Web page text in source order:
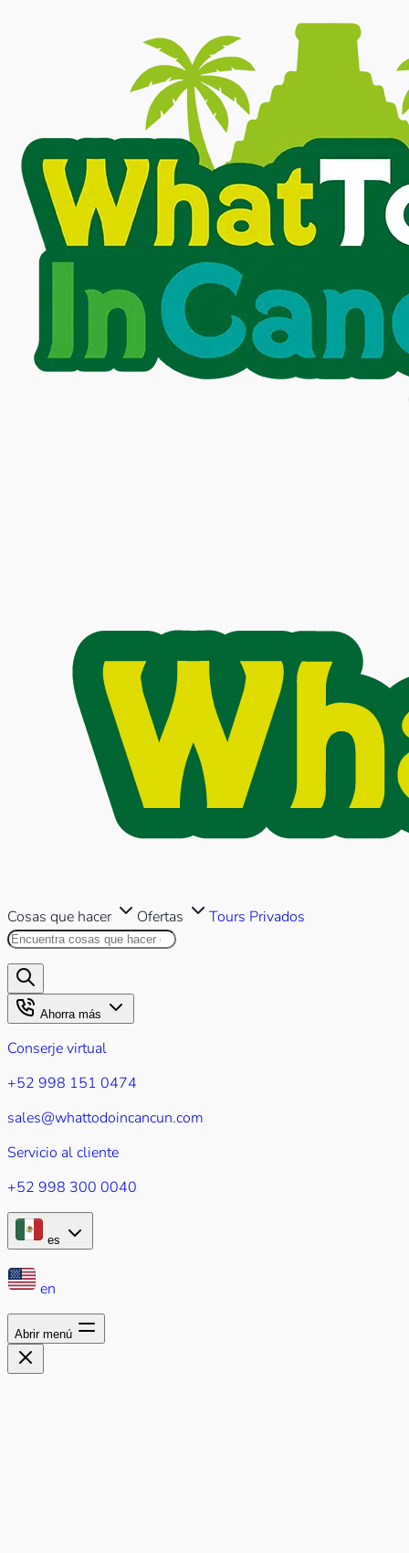
Cosas que hacer Ofertas Tours Privados
Buscar en este sitio
Ahorra más
Conserje virtual
+52 998 151 0474
sales@whattodoincancun.com
Servicio al cliente
+52 998 300 0040
es
en
Abrir menú